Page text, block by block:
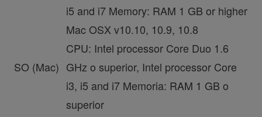
i5 and i7 Memory: RAM 1 GB or higher
SO (Mac)
Mac OSX v10.10, 10.9, 10.8
CPU: Intel processor Core Duo 1.6
GHz o superior, Intel processor Core
i3, i5 and i7 Memoria: RAM 1 GB o
superior